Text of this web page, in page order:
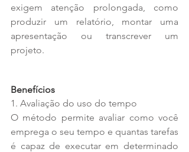
exigem atenção prolongada, como
produzir um relatório, montar uma
apresentação ou transcrever um
projeto.
Benefícios
1. Avaliação do uso do tempo
O método permite avaliar como você
emprega o seu tempo e quantas tarefas
é capaz de executar em determinado